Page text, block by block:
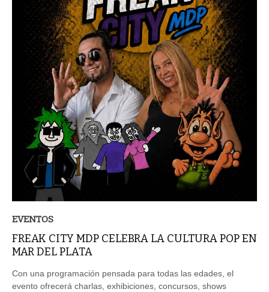
EVENTOS
FREAK CITY MDP CELEBRA LA CULTURA POP EN
MAR DEL PLATA
Con una programación pensada para todas las edades, el
evento ofrecerá charlas, exhibiciones, concursos, shows